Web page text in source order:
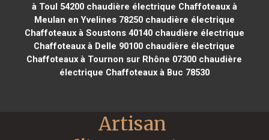
à Toul 54200chaudière électrique Chaffoteaux à
Meulan en Yvelines 78250chaudière électrique
Chaffoteaux à Soustons 40140chaudière électrique
Chaffoteaux à Delle 90100 chaudière électrique
Chaffoteaux à Tournon sur Rhône 07300 chaudière
électrique Chaffoteaux à Buc 78530
Artisan